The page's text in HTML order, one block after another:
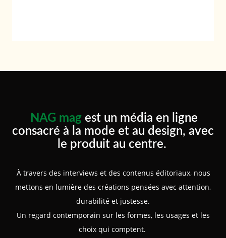
NAG mag est un média en ligne
consacré à la mode et au design, avec
le produit au centre.
À travers des interviews et des contenus éditoriaux, nous
mettons en lumière des créations pensées avec attention,
durabilité et justesse.
Un regard contemporain sur les formes, les usages et les
choix qui comptent.